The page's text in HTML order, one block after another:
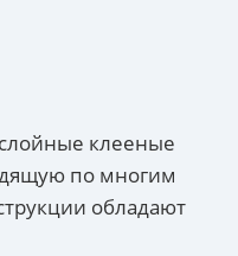
клееные
по многим
обладают